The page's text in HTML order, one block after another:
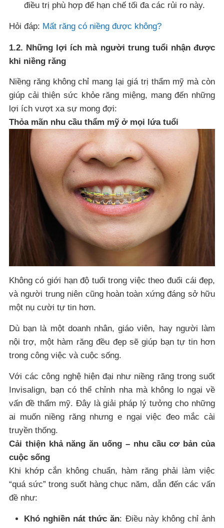
điều trị phù hợp để hạn chế tối đa các rủi ro này.
Hỏi đáp: Mất răng có niềng được không?
1.2. Những lợi ích mà người trung tuổi nhận được
khi niềng răng
Niềng răng không chỉ mang lại giá trị thẩm mỹ mà còn
giúp cải thiện sức khỏe răng miệng, mang đến những
lợi ích vượt xa sự mong đợi:
Thỏa mãn nhu cầu thẩm mỹ ở mọi lứa tuổi
Không có giới hạn độ tuổi trong việc theo đuổi cái đẹp,
và người trung niên cũng hoàn toàn xứng đáng sở hữu
một nụ cười tự tin hơn.
Dù bạn là một doanh nhân, giáo viên, hay người làm
nội trợ, một hàm răng đều đẹp sẽ giúp bạn tự tin hơn
trong công việc và cuộc sống.
Với các công nghệ hiện đại như niềng răng trong suốt
Invisalign, bạn có thể chỉnh nha mà không lo ngại về
vấn đề thẩm mỹ. Đây là giải pháp lý tưởng cho những
ai muốn niềng răng nhưng e ngại việc đeo mắc cài
truyền thống.
Cải thiện khả năng ăn uống – nhu cầu cơ bản của
cuộc sống
Khi khớp cắn không chuẩn, hàm răng phải làm việc
“quá sức” trong suốt hàng chục năm, dẫn đến các vấn
đề như:
Khó nghiền nát thức ăn: Điều này không chỉ ảnh